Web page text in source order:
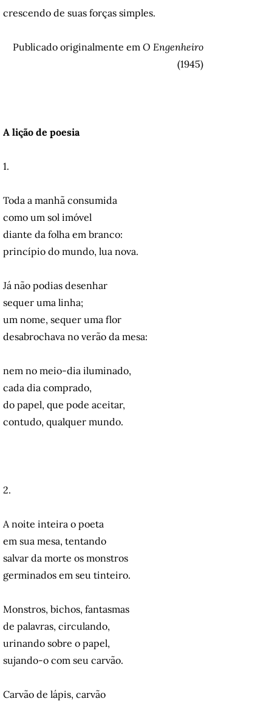
crescendo de suas forças simples.
Publicado originalmente em O Engenheiro
(1945)
A lição de poesia
1.
Toda a manhã consumida
como um sol imóvel
diante da folha em branco:
princípio do mundo, lua nova.
Já não podias desenhar
sequer uma linha;
um nome, sequer uma flor
desabrochava no verão da mesa:
nem no meio-dia iluminado,
cada dia comprado,
do papel, que pode aceitar,
contudo, qualquer mundo.
2.
A noite inteira o poeta
em sua mesa, tentando
salvar da morte os monstros
germinados em seu tinteiro.
Monstros, bichos, fantasmas
de palavras, circulando,
urinando sobre o papel,
sujando-o com seu carvão.
Carvão de lápis, carvão